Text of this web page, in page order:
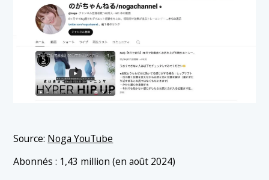
Source: Noga YouTube
Abonnés : 1,43 million (en août 2024)